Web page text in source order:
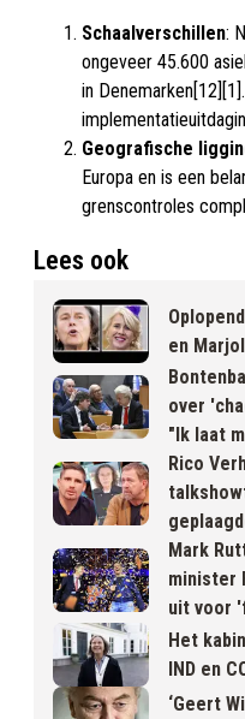
Schaalverschillen:
ongeveer 45.600
in
Geografische
Europa en is een
grenscontroles
Lees ook
en
over
"Ik laat
Rico
Mark
minister
uit voor
Het
IND en
‘Geert